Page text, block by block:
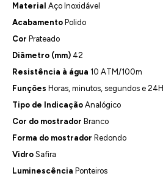
Material Aço Inoxidável
Acabamento Polido
Cor Prateado
Diâmetro (mm) 42
Resistência à água 10 ATM/100m
Funções Horas, minutos, segundos e 24H
Tipo de Indicação Analógico
Cor do mostrador Branco
Forma do mostrador Redondo
Vidro Safira
Luminescência Ponteiros